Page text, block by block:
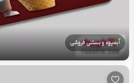
آبمیوه و بستنی فروشی